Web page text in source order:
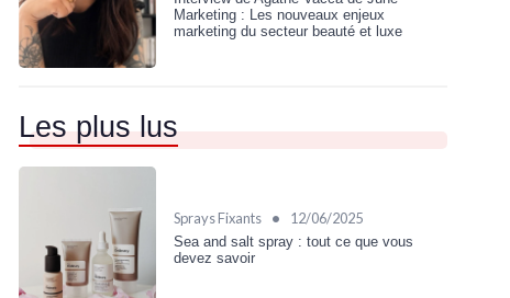
Marketing : Les nouveaux enjeux
marketing du secteur beauté et luxe
Les plus lus
Sprays Fixants • 12/06/2025
Sea and salt spray : tout ce que vous
devez savoir